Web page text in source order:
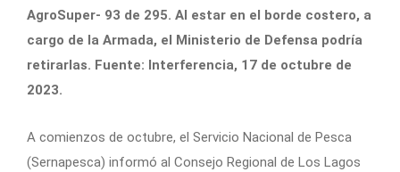
AgroSuper- 93 de 295. Al estar en el borde costero, a
cargo de la Armada, el Ministerio de Defensa podría
retirarlas. Fuente: Interferencia, 17 de octubre de
2023.
A comienzos de octubre, el Servicio Nacional de Pesca
(Sernapesca) informó al Consejo Regional de Los Lagos